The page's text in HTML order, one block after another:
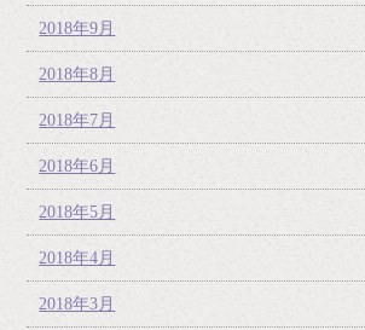
2018年9月
2018年8月
2018年7月
2018年6月
2018年5月
2018年4月
2018年3月